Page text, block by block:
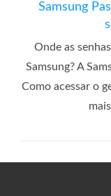
Samsung
Onde as
Samsung? A
Como acessar o